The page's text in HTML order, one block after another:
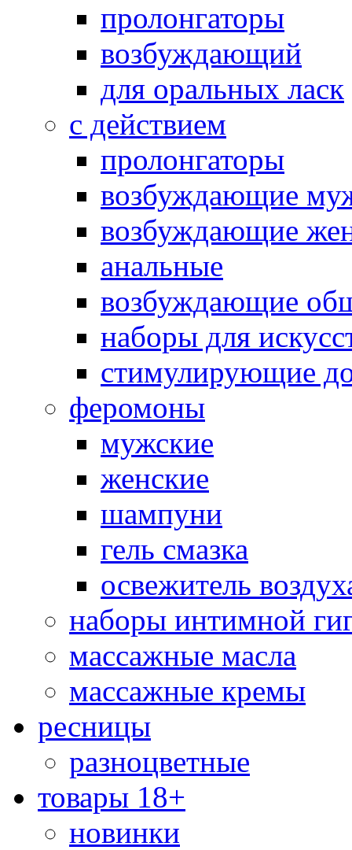
пролонгаторы
возбуждающий
для оральных ласк
с действием
пролонгаторы
возбуждающие
возбуждающие
анальные
возбуждающие
наборы для
стимулирующие
феромоны
мужские
женские
шампуни
гель смазка
освежитель
наборы интимной
массажные масла
массажные кремы
ресницы
разноцветные
товары 18+
новинки